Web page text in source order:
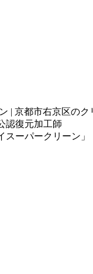
認復元加工師
ーパークリーン」